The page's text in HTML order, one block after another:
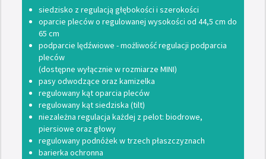
siedzisko z regulacją głębokości i szerokości
oparcie pleców o regulowanej wysokości od 44,5 cm do
65 cm
podparcie lędźwiowe - możliwość regulacji podparcia
pleców
(dostępne wyłącznie w rozmiarze MINI)
pasy odwodzące oraz kamizelka
regulowany kąt oparcia pleców
regulowany kąt siedziska (tilt)
niezależna regulacja każdej z pelot: biodrowe,
piersiowe oraz głowy
regulowany podnóżek w trzech płaszczyznach
barierka ochronna